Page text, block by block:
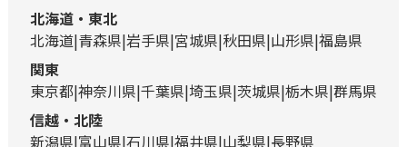
北海道・東北
北海道 青森県 岩手県 宮城県 秋田県 山形県 福島県
関東
東京都 神奈川県 千葉県 埼玉県 茨城県 栃木県 群馬県
信越・北陸
新潟県 富山県 石川県 福井県 山梨県 長野県